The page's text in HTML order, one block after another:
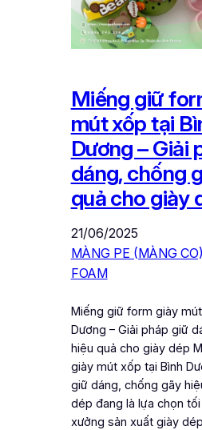
Miếng giữ
mút xốp tại
Dương – Giải
dáng, chống
quả cho giày
21/06/2025
MÀNG PE (MÀNG CO)
FOAM
Miếng giữ form giày
Dương – Giải pháp giữ
hiệu quả cho giày dép
giày mút xốp tại Bình
giữ dáng, chống gãy
dép đang là lựa chọn
xưởng sản xuất giày